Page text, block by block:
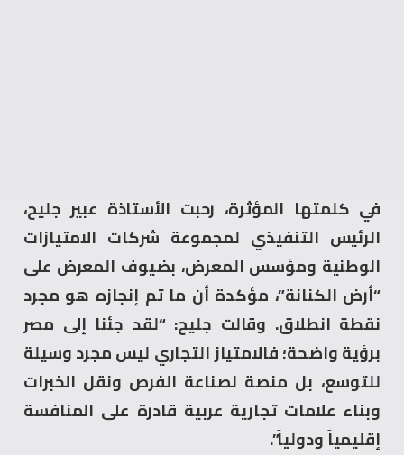
في كلمتها المؤثرة، رحبت الأستاذة عبير جليح،
الرئيس التنفيذي لمجموعة شركات الامتيازات
الوطنية ومؤسس المعرض، بضيوف المعرض على
“أرض الكنانة”، مؤكدة أن ما تم إنجازه هو مجرد
نقطة انطلاق. وقالت جليح: “لقد جئنا إلى مصر
برؤية واضحة؛ فالامتياز التجاري ليس مجرد وسيلة
للتوسع، بل منصة لصناعة الفرص ونقل الخبرات
وبناء علامات تجارية عربية قادرة على المنافسة
إقليمياً ودولياً”.